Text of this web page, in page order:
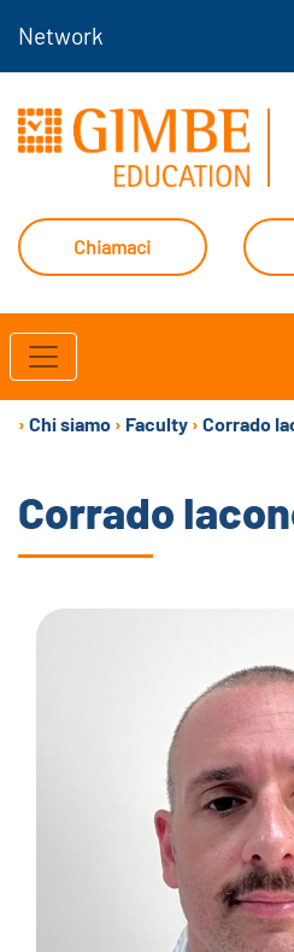
Network
Chiamaci
› Chi siamo › Faculty › Corrado
Corrado